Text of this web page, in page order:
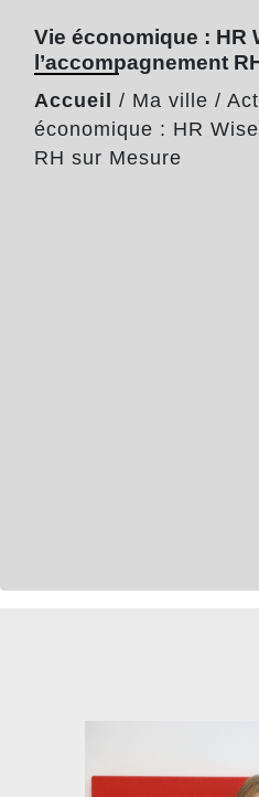
Vie économique : HR
l’accompagnement
Accueil / Ma ville /
économique : HR
RH sur Mesure